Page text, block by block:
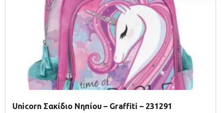
Unicorn Σακίδιο Νηπίου – Graffiti – 231291